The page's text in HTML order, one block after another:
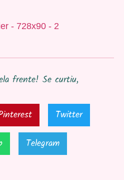
frente! Se curtiu,
Twitter
Telegram